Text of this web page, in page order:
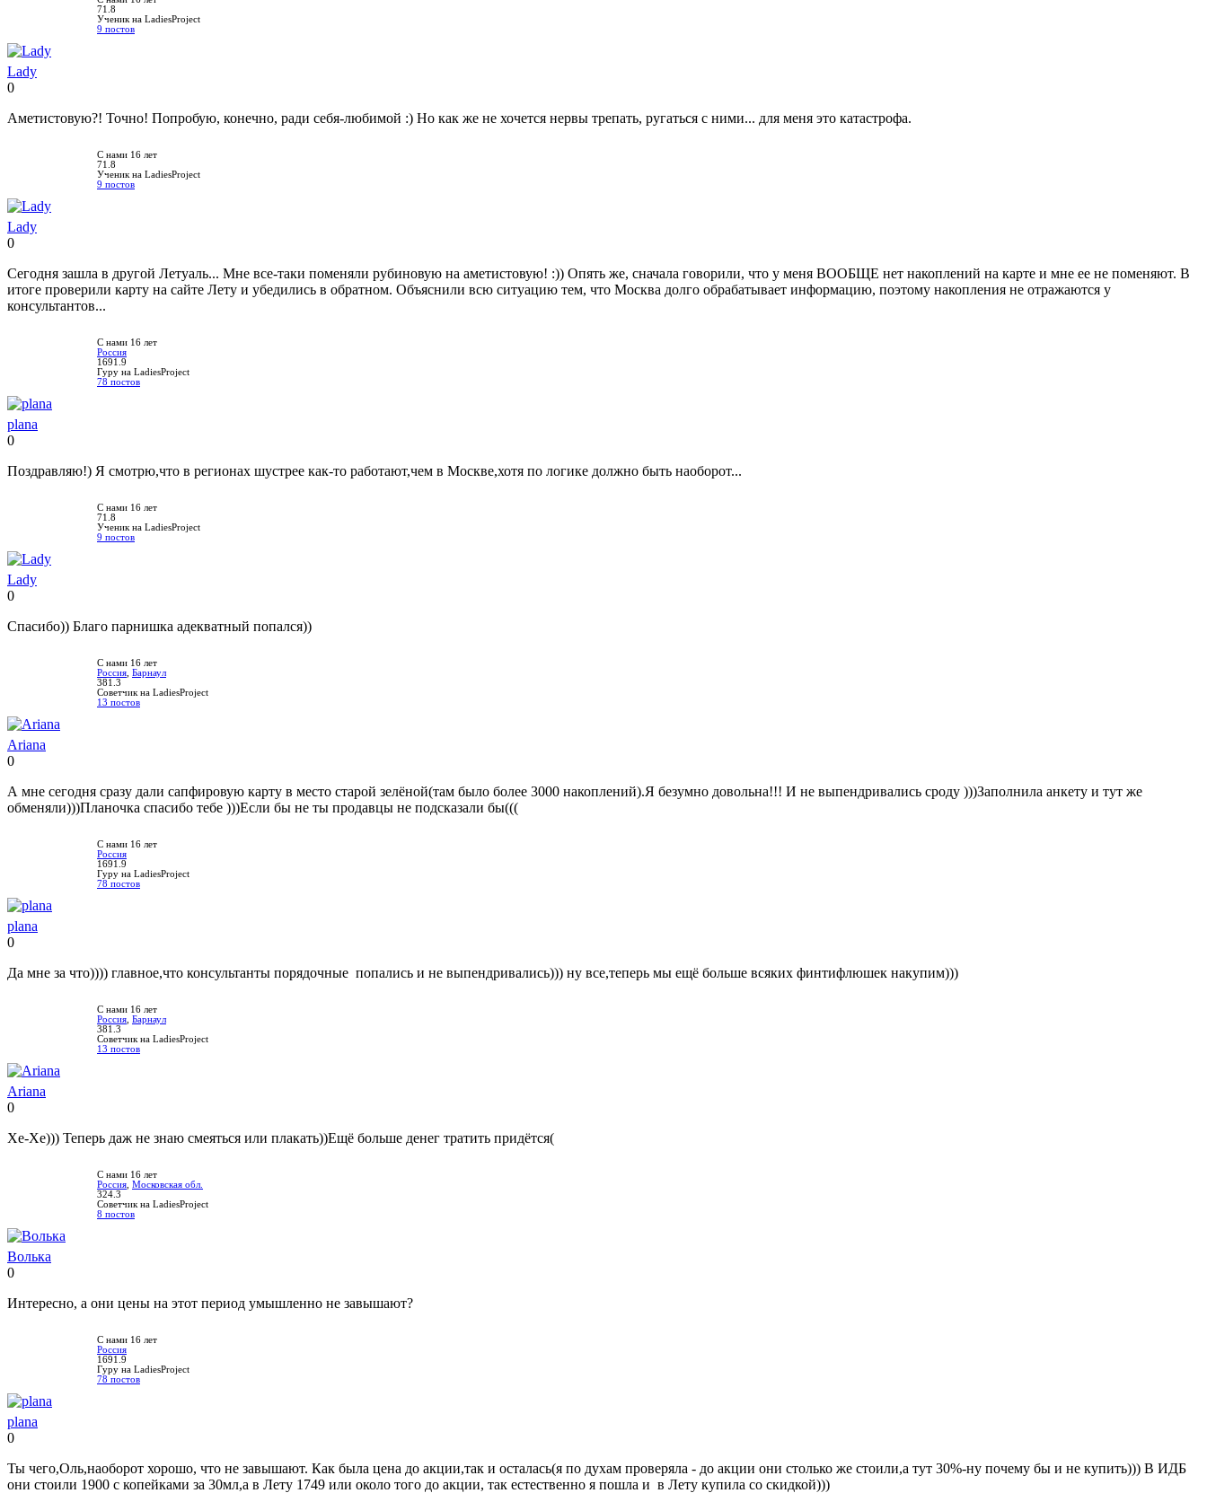
71.8
Ученик на LadiesProject
9 постов
Lady
0
Аметистовую?! Точно! Попробую, конечно, ради себя-любимой :) Но как же не хочется нервы трепать, ругаться с ними... для меня это катастрофа.
С нами 16 лет
71.8
Ученик на LadiesProject
9 постов
Lady
0
Сегодня зашла в другой Летуаль... Мне все-таки поменяли рубиновую на аметистовую! :)) Опять же, сначала говорили, что у меня ВООБЩЕ нет накоплений на карте и мне ее не поменяют. В
итоге проверили карту на сайте Лету и убедились в обратном. Объяснили всю ситуацию тем, что Москва долго обрабатывает информацию, поэтому накопления не отражаются у
консультантов...
С нами 16 лет
Россия
1691.9
Гуру на LadiesProject
78 постов
plana
0
Поздравляю!) Я смотрю,что в регионах шустрее как-то работают,чем в Москве,хотя по логике должно быть наоборот...
С нами 16 лет
71.8
Ученик на LadiesProject
9 постов
Lady
0
Спасибо)) Благо парнишка адекватный попался))
С нами 16 лет
Россия Барнаул
381.3
Советчик на LadiesProject
13 постов
Ariana
0
А мне сегодня сразу дали сапфировую карту в место старой зелёной(там было более 3000 накоплений).Я безумно довольна!!! И не выпендривались сроду )))Заполнила анкету и тут же
обменяли)))Планочка спасибо тебе )))Если бы не ты продавцы не подсказали бы(((
С нами 16 лет
Россия
1691.9
Гуру на LadiesProject
78 постов
plana
0
Да мне за что)))) главное,что консультанты порядочные попались и не выпендривались))) ну все,теперь мы ещё больше всяких финтифлюшек накупим)))
С нами 16 лет
Россия Барнаул
381.3
Советчик на LadiesProject
13 постов
Ariana
0
Хе-Хе))) Теперь даж не знаю смеяться или плакать))Ещё больше денег тратить придётся(
С нами 16 лет
Россия Московская обл.
324.3
Советчик на LadiesProject
8 постов
Волька
0
Интересно, а они цены на этот период умышленно не завышают?
С нами 16 лет
Россия
1691.9
Гуру на LadiesProject
78 постов
plana
0
Ты чего,Оль,наоборот хорошо, что не завышают. Как была цена до акции,так и осталась(я по духам проверяла - до акции они столько же стоили,а тут 30%-ну почему бы и не купить))) В ИДБ
они стоили 1900 с копейками за 30мл,а в Лету 1749 или около того до акции, так естественно я пошла и в Лету купила со скидкой)))